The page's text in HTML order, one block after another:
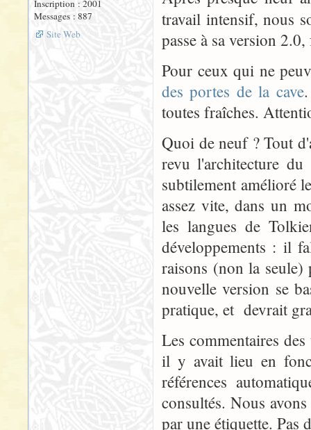
Inscription : 2001
Messages : 887
Site Web
travail intensif, nous
passe à sa version
Pour ceux qui ne
des portes de la cave
toutes fraîches.
Quoi de neuf ? Tout
revu l'architecture
subtilement amélioré
assez vite, dans un
les langues de
développements : il
raisons (non la seule)
nouvelle version se
pratique, et devrait
Les commentaires
il y avait lieu en
références
consultés. Nous
par une étiquette. Pas